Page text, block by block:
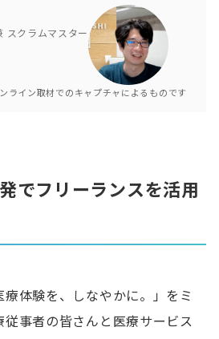
スクラムマスター
ライン取材でのキャプチャによるものです
でフリーランスを活用
療体験を、しなやかに。」をミ
従事者の皆さんと医療サービス